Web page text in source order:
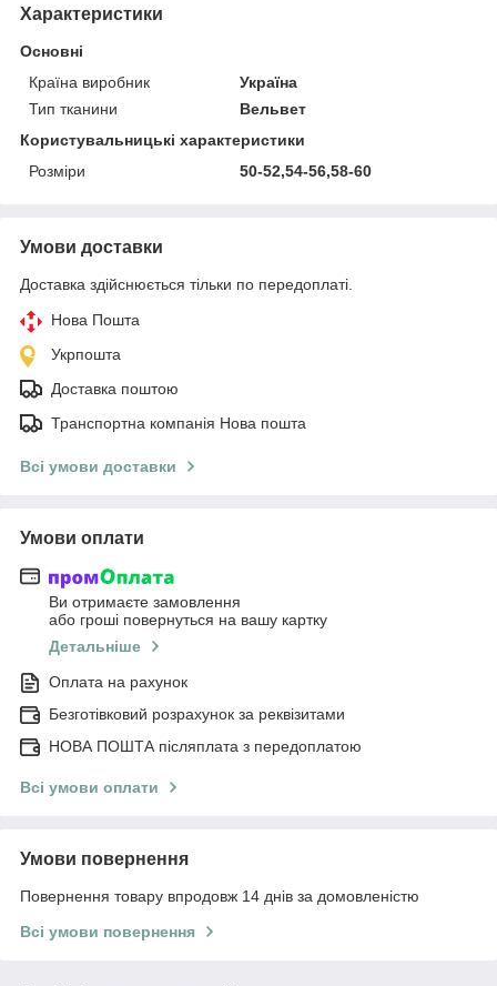
Характеристики
Основні
Країна виробник
Україна
Тип тканини
Вельвет
Користувальницькі характеристики
Розміри
50-52,54-56,58-60
Умови доставки
Доставка здійснюється тільки по передоплаті.
Нова Пошта
Укрпошта
Доставка поштою
Транспортна компанія Нова пошта
Всі умови доставки
Умови оплати
Ви отримаєте замовлення
або гроші повернуться на вашу картку
Детальніше
Оплата на рахунок
Безготівковий розрахунок за реквізитами
НОВА ПОШТА післяплата з передоплатою
Всі умови оплати
Умови повернення
Повернення товару впродовж 14 днів за домовленістю
Всі умови повернення